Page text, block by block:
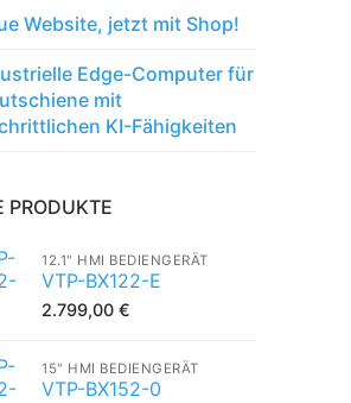
Website, jetzt mit Shop!
Edge-Computer für
mit
KI-Fähigkeiten
PRODUKTE
12.1" HMI BEDIENGERÄT
VTP-BX122-E
2.799,00 €
15" HMI BEDIENGERÄT
VTP-BX152-0